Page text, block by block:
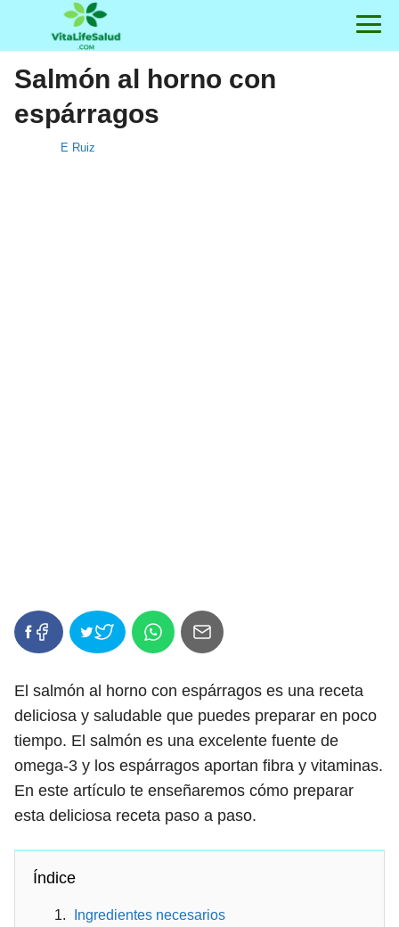
Salmón al horno con
espárragos
E Ruiz
El salmón al horno con espárragos es una receta
deliciosa y saludable que puedes preparar en poco
tiempo. El salmón es una excelente fuente de
omega-3 y los espárragos aportan fibra y vitaminas.
En este artículo te enseñaremos cómo preparar
esta deliciosa receta paso a paso.
Índice
Ingredientes necesarios